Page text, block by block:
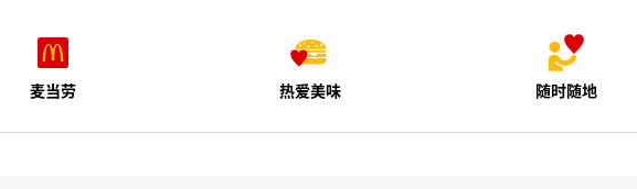
麦当劳 热爱美味 随时随地